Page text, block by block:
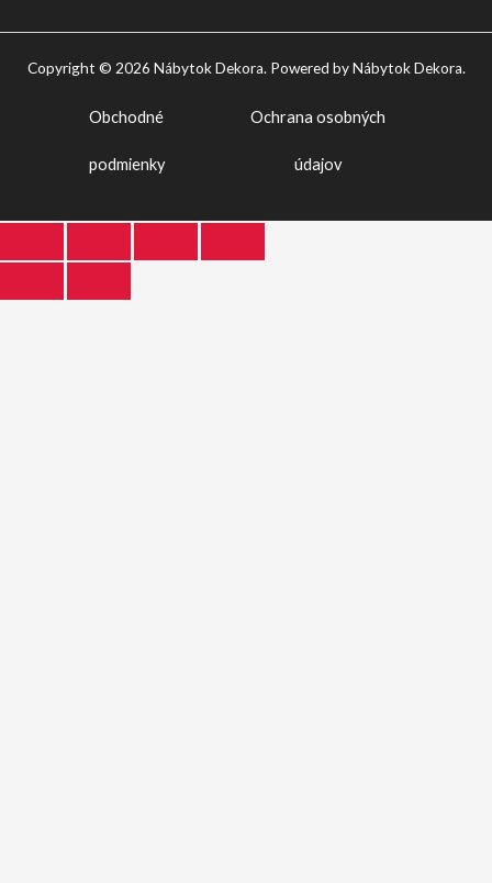
Copyright © 2026 Nábytok Dekora. Powered by Nábytok Dekora.
Obchodné
podmienky
Ochrana osobných
údajov